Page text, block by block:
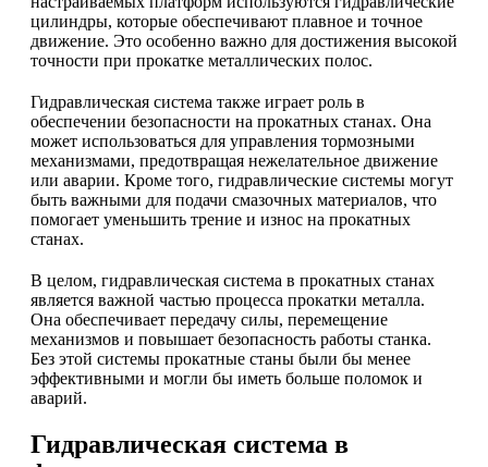
цилиндры, которые обеспечивают плавное и точное
движение. Это особенно важно для достижения высокой
точности при прокатке металлических полос.
Гидравлическая система также играет роль в
обеспечении безопасности на прокатных станах. Она
может использоваться для управления тормозными
механизмами, предотвращая нежелательное движение
или аварии. Кроме того, гидравлические системы могут
быть важными для подачи смазочных материалов, что
помогает уменьшить трение и износ на прокатных
станах.
В целом, гидравлическая система в прокатных станах
является важной частью процесса прокатки металла.
Она обеспечивает передачу силы, перемещение
механизмов и повышает безопасность работы станка.
Без этой системы прокатные станы были бы менее
эффективными и могли бы иметь больше поломок и
аварий.
Гидравлическая система в